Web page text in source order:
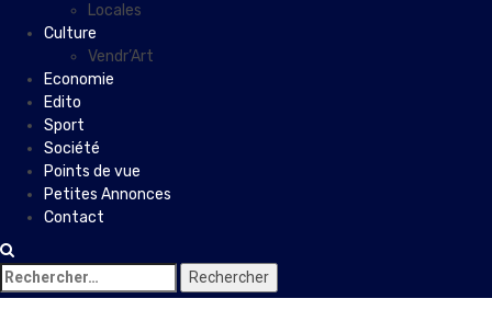
Locales
Culture
Vendr’Art
Economie
Edito
Sport
Société
Points de vue
Petites Annonces
Contact
Rechercher :